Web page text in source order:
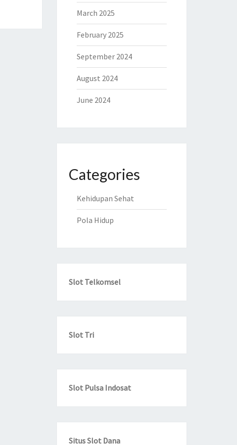
March 2025
February 2025
September 2024
August 2024
June 2024
Categories
Kehidupan Sehat
Pola Hidup
Slot Telkomsel
Slot Tri
Slot Pulsa Indosat
Situs Slot Dana